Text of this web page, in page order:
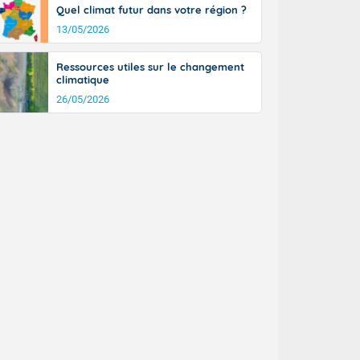
Quel climat futur dans votre région ?
13/05/2026
Ressources utiles sur le changement
climatique
26/05/2026